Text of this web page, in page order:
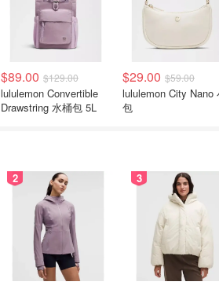
$89.00 $129.00
lululemon Convertible
Drawstring 水桶包 5L
$29.00 $59.00
lululemon City Nano
包
2 3